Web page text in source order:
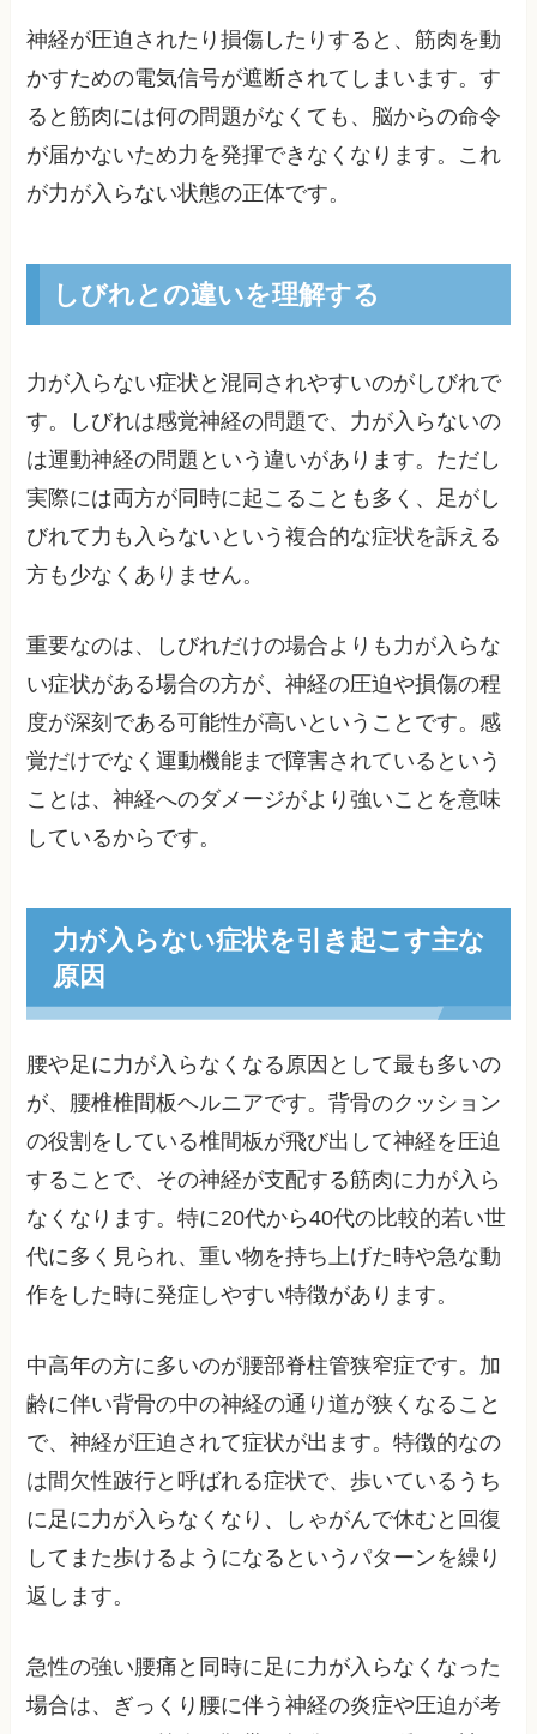
神経が圧迫されたり損傷したりすると、筋肉を動
かすための電気信号が遮断されてしまいます。す
ると筋肉には何の問題がなくても、脳からの命令
が届かないため力を発揮できなくなります。これ
が力が入らない状態の正体です。
しびれとの違いを理解する
力が入らない症状と混同されやすいのがしびれで
す。しびれは感覚神経の問題で、力が入らないの
は運動神経の問題という違いがあります。ただし
実際には両方が同時に起こることも多く、足がし
びれて力も入らないという複合的な症状を訴える
方も少なくありません。
重要なのは、しびれだけの場合よりも力が入らな
い症状がある場合の方が、神経の圧迫や損傷の程
度が深刻である可能性が高いということです。感
覚だけでなく運動機能まで障害されているという
ことは、神経へのダメージがより強いことを意味
しているからです。
力が入らない症状を引き起こす主な
原因
腰や足に力が入らなくなる原因として最も多いの
が、腰椎椎間板ヘルニアです。背骨のクッション
の役割をしている椎間板が飛び出して神経を圧迫
することで、その神経が支配する筋肉に力が入ら
なくなります。特に20代から40代の比較的若い世
代に多く見られ、重い物を持ち上げた時や急な動
作をした時に発症しやすい特徴があります。
中高年の方に多いのが腰部脊柱管狭窄症です。加
齢に伴い背骨の中の神経の通り道が狭くなること
で、神経が圧迫されて症状が出ます。特徴的なの
は間欠性跛行と呼ばれる症状で、歩いているうち
に足に力が入らなくなり、しゃがんで休むと回復
してまた歩けるようになるというパターンを繰り
返します。
急性の強い腰痛と同時に足に力が入らなくなった
場合は、ぎっくり腰に伴う神経の炎症や圧迫が考